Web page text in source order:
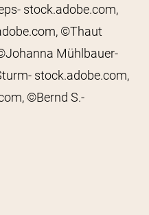
stock.adobe.com,
©Thaut
Mühlbauer-
stock.adobe.com,
©Bernd S.-